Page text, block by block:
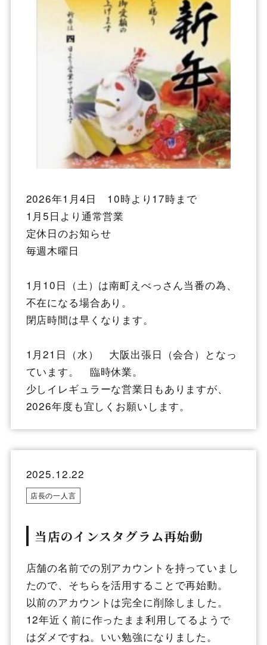
2026年1月4日 10時より17時まで
1月5日より通常営業
定休日のお知らせ
毎週木曜日
1月10日（土）は南町えべっさん当番の為、
不在になる場合あり。
閉店時間は早くなります。
1月21日（水） 大阪出張日（会合）となっ
ています。 臨時休業。
少しイレギュラーな営業日もありますが、
2026年度も宜しくお願いします。
2025.12.22
店長の一人言
当店のインスタグラム再始動
店舗の名前での別アカウントを持っていまし
たので、そちらを活用することで再始動。
以前のアカウントは完全に削除しました。
12年近く前に作ったまま利用してるようで
はダメですね。いい勉強になりました。